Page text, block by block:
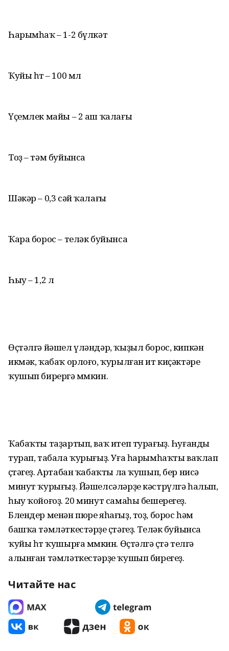
Һарымһаҡ – 1-2 бүлкәт
Ҡуйы һөт – 100 мл
Үҫемлек майы – 2 аш ҡалағы
Тоҙ – тәм буйынса
Шәкәр – 0,3 сәй ҡалағы
Ҡара борос – теләк буйынса
Һыу – 1,2 л
Өҫтәлгә йәшел үләндәр, ҡыҙыл борос, кипкән
икмәк, ҡабаҡ орлоғо, ҡурылған ит киҫәктәре
ҡушып бирергә мөмкин.
Ҡабаҡты таҙартып, ваҡ итеп турағыҙ. Һуғанды
турап, табала ҡурығыҙ. Уға һарымһаҡты ваҡлап
өҫтәгеҙ. Артабан ҡабаҡты ла ҡушып, бер нисә
минут ҡурығыҙ. Йәшелсәләрҙе кәстрүлгә һалып,
һыу ҡойоғоҙ. 20 минут самаһы бешерегеҙ.
Блендер менән пюре яһағыҙ, тоҙ, борос һәм
башҡа тәмләткестәрҙе өҫтәгеҙ. Теләк буйынса
ҡуйы һөт ҡушырға мөмкин. Өҫтәлгә өҫтә телгә
алынған тәмләткестәрҙе ҡушып бирегеҙ.
Читайте нас